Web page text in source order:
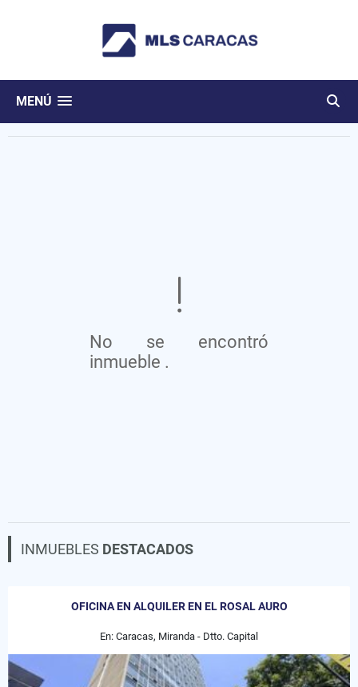
MENÚ
No se encontró
inmueble .
INMUEBLES DESTACADOS
OFICINA EN ALQUILER EN EL ROSAL AURO
En: Caracas, Miranda - Dtto. Capital